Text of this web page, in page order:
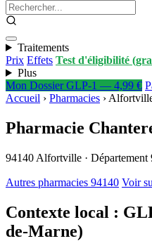
Traitements
Prix Effets Test d'éligibilité
Plus
Mon Dossier GLP-1 — 4,99 €
Accueil › Pharmacies ›
Pharmacie
94140 Alfortville · Département
Autres pharmacies 94140 Voir
Contexte local :
de-Marne)